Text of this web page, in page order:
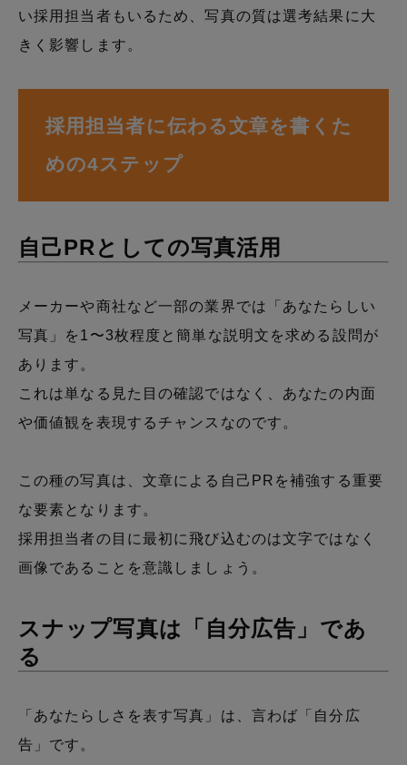
い採用担当者もいるため、写真の質は選考結果に大
きく影響します。
採用担当者に伝わる文章を書くた
めの4ステップ
自己PRとしての写真活用
メーカーや商社など一部の業界では「あなたらしい
写真」を1〜3枚程度と簡単な説明文を求める設問が
あります。
これは単なる見た目の確認ではなく、あなたの内面
や価値観を表現するチャンスなのです。
この種の写真は、文章による自己PRを補強する重要
な要素となります。
採用担当者の目に最初に飛び込むのは文字ではなく
画像であることを意識しましょう。
スナップ写真は「自分広告」であ
る
「あなたらしさを表す写真」は、言わば「自分広
告」です。